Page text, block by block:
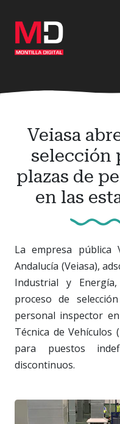
contenido
principal
Veiasa
selección
plazas de
en las
La empresa pública
Andalucía (Veiasa),
Industrial y
proceso de
personal inspector
Técnica de Vehículos
para puestos
discontinuos.